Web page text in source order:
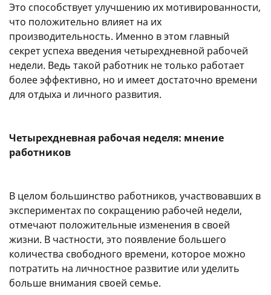
Это способствует улучшению их мотивированности,
что положительно влияет на их
производительность. Именно в этом главный
секрет успеха введения четырехдневной рабочей
недели. Ведь такой работник не только работает
более эффективно, но и имеет достаточно времени
для отдыха и личного развития.
Четырехдневная рабочая неделя: мнение
работников
В целом большинство работников, участвовавших в
экспериментах по сокращению рабочей недели,
отмечают положительные изменения в своей
жизни. В частности, это появление большего
количества свободного времени, которое можно
потратить на личностное развитие или уделить
больше внимания своей семье.